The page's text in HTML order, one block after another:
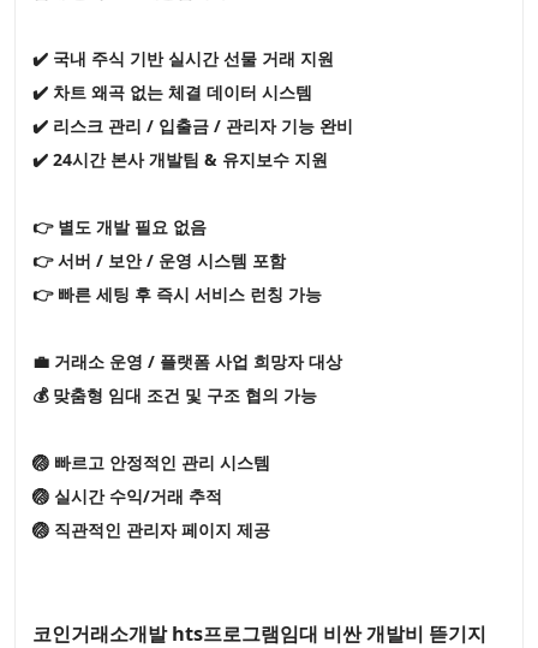
✔️ 국내 주식 기반 실시간 선물 거래 지원
✔️ 차트 왜곡 없는 체결 데이터 시스템
✔️ 리스크 관리 / 입출금 / 관리자 기능 완비
✔️ 24시간 본사 개발팀 & 유지보수 지원
👉 별도 개발 필요 없음
👉 서버 / 보안 / 운영 시스템 포함
👉 빠른 세팅 후 즉시 서비스 런칭 가능
💼 거래소 운영 / 플랫폼 사업 희망자 대상
💰 맞춤형 임대 조건 및 구조 협의 가능
🏐 빠르고 안정적인 관리 시스템
🏐 실시간 수익/거래 추적
🏐 직관적인 관리자 페이지 제공
코인거래소개발 hts프로그램임대 비싼 개발비 뜯기지